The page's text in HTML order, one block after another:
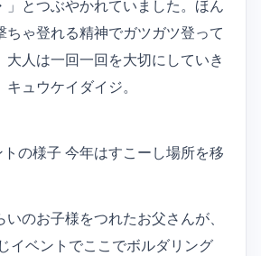
」とつぶやかれていました。ほん
ちゃ登れる精神でガツガツ登って
大人は一回一回を大切にしていき
ュウケイダイジ。
の様子 今年はすこーし場所を移
のお子様をつれたお父さんが、
イベントでここでボルダリング